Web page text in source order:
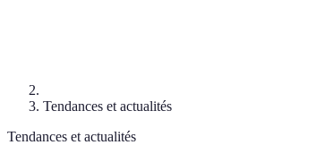
Tendances et actualités
Tendances et actualités